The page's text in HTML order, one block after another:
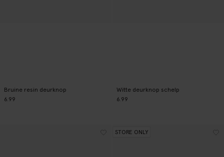
Bruine resin deurknop
6.99
Witte deurknop schelp
6.99
STORE ONLY